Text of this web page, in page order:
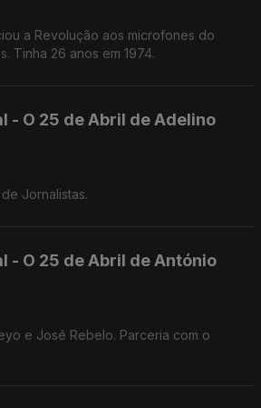
a Revolução aos microfones do
Tinha 26 anos em 1974.
- O 25 de Abril de Adelino
Jornalistas.
- O 25 de Abril de António
e José Rebelo. Parceria com o